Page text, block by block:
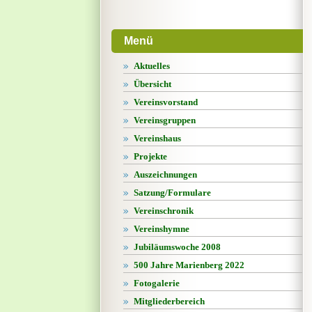
Menü
Aktuelles
Übersicht
Vereinsvorstand
Vereinsgruppen
Vereinshaus
Projekte
Auszeichnungen
Satzung/Formulare
Vereinschronik
Vereinshymne
Jubiläumswoche 2008
500 Jahre Marienberg 2022
Fotogalerie
Mitgliederbereich